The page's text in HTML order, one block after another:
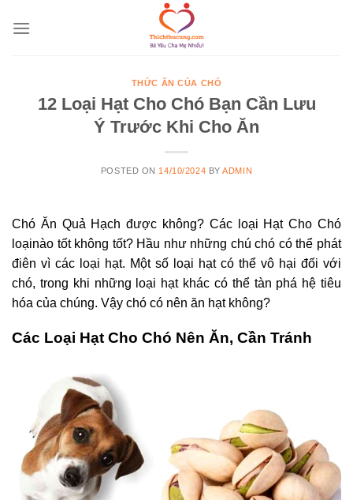
THỨC ĂN CỦA CHÓ
12 Loại Hạt Cho Chó Bạn Cần Lưu
Ý Trước Khi Cho Ăn
POSTED ON 14/10/2024 BYADMIN
Chó Ăn Quả Hạch được không? Các loại Hạt Cho Chó
loạinào tốt không tốt? Hầu như những chú chó có thể phát
điên vì các loại hạt. Một số loại hạt có thể vô hại đối với
chó, trong khi những loại hạt khác có thể tàn phá hệ tiêu
hóa của chúng. Vậy chó có nên ăn hạt không?
Các Loại Hạt Cho Chó Nên Ăn, Cần Tránh